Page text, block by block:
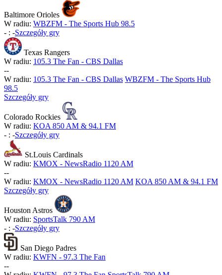
Baltimore Orioles
W radiu: WBZFM - The Sports Hub 98.5
- : -Szczegóły gry
Texas Rangers
W radiu: 105.3 The Fan - CBS Dallas
--
W radiu: 105.3 The Fan - CBS Dallas WBZFM - The Sports Hub
98.5
Szczegóły gry
Colorado Rockies
W radiu: KOA 850 AM & 94.1 FM
- : -Szczegóły gry
St.Louis Cardinals
W radiu: KMOX - NewsRadio 1120 AM
--
W radiu: KMOX - NewsRadio 1120 AM KOA 850 AM & 94.1 FM
Szczegóły gry
Houston Astros
W radiu: SportsTalk 790 AM
- : -Szczegóły gry
San Diego Padres
W radiu: KWFN - 97.3 The Fan
--